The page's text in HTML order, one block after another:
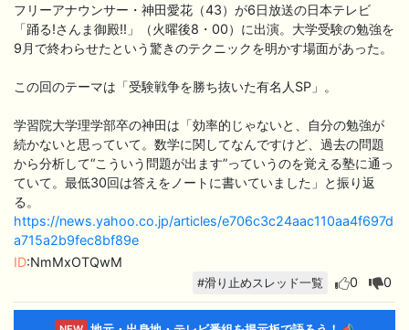
フリーアナウンサー・神田愛花（43）が6日放送の日本テレビ
「踊る!さんま御殿!!」（火曜後8・00）に出演。大学受験の勉強を
9月で終わらせたという驚きのテクニックを明かす場面があった。
この回のテーマは「受験戦争を勝ち抜いた有名人SP」。
学習院大学理学部卒の神田は「効率的じゃないと、自分の勉強が
続かないと思っていて。数学に関してなんですけど、過去の問題
から分析して“こういう問題が出ます”っていうのを覚える塾に通っ
ていて。最低30回は答えをノートに書いていました」と振り返
る。
https://news.yahoo.co.jp/articles/e706c3c24aac110aa4f697d
a715a2b9fec8bf89e
ID:NmMxOTQwM
#滑り止めスレッド一覧 0 0